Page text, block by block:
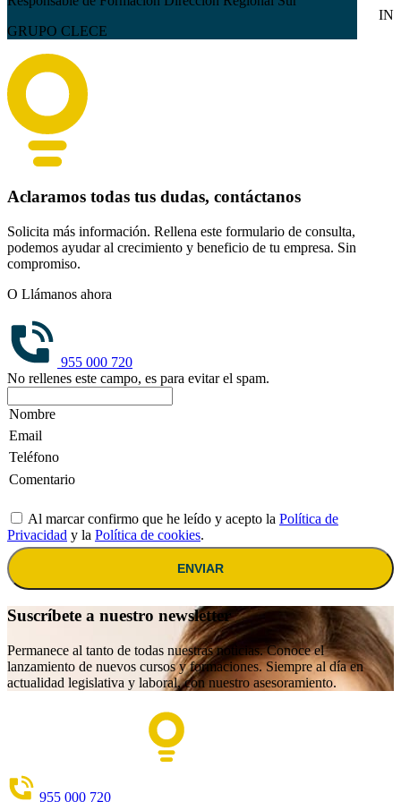
GRUPO CLECE
Aclaramos todas tus dudas, contáctanos
Solicita más información. Rellena este formulario de consulta,
podemos ayudar al crecimiento y beneficio de tu empresa. Sin
compromiso.
O Llámanos ahora
955 000 720
No rellenes este campo, es para evitar el spam.
Al marcar confirmo que he leído y acepto la Política de
Privacidad y la Política de cookies.
ENVIAR
Suscríbete a nuestro newsletter
Permanece al tanto de todas nuestras noticias. Conoce el
lanzamiento de nuevos cursos y formaciones. Siempre al día en
actualidad legislativa y laboral, con nuestro asesoramiento.
955 000 720